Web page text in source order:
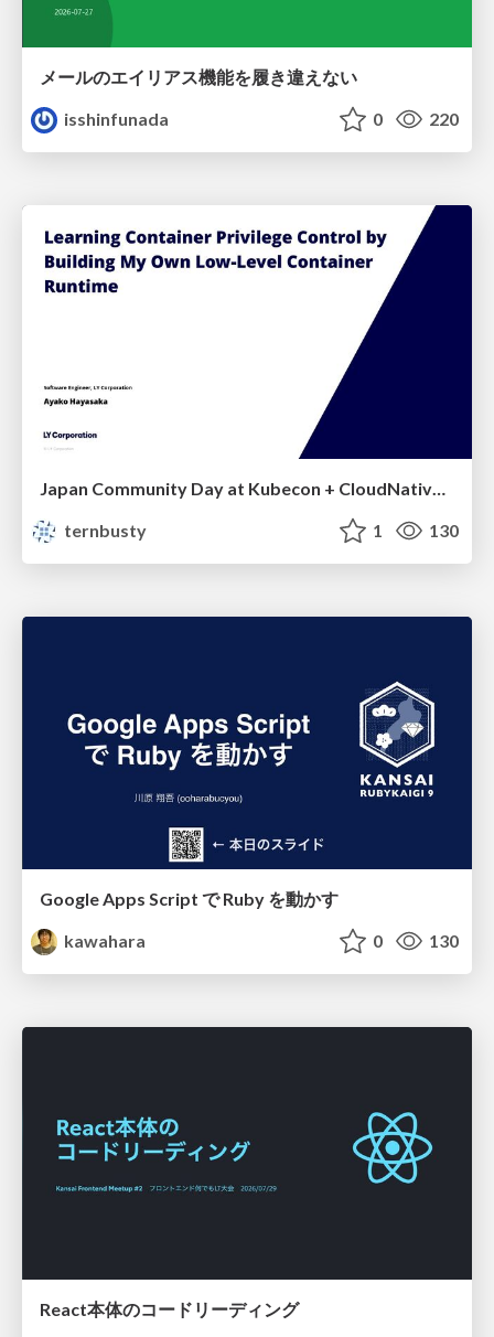
メールのエイリアス機能を履き違えない
isshinfunada
0 220
ternbusty
1 130
Google Apps Script で Ruby を動かす
kawahara
0 130
React本体のコードリーディング